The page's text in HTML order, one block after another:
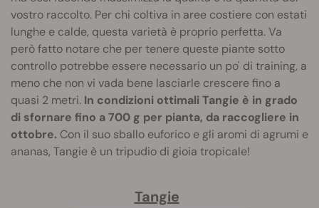
vostro raccolto. Per chi coltiva in aree costiere con estati
lunghe e calde, questa varietà è proprio perfetta. Va
però fatto notare che per tenere queste piante sotto
controllo potrebbe essere necessario un po' di training, a
meno che non vi vada bene lasciarle crescere fino a
quasi 2 metri. In condizioni ottimali Tangie è in grado
di sfornare fino a 700 g per pianta, da raccogliere in
ottobre. Con il suo sballo euforico e gli aromi di agrumi e
ananas, Tangie è un tripudio di gioia tropicale!
Tangie